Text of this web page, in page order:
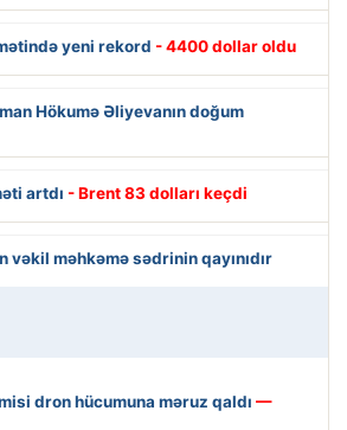
yeni rekord - 4400 dollar oldu
Hökumə Əliyevanın doğum
artdı - Brent 83 dolları keçdi
vəkil məhkəmə sədrinin qayınıdır
dron hücumuna məruz qaldı —